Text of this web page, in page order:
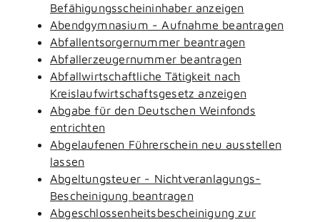
Befähigungsscheininhaber anzeigen
Abendgymnasium - Aufnahme beantragen
Abfallentsorgernummer beantragen
Abfallerzeugernummer beantragen
Abfallwirtschaftliche Tätigkeit nach
Kreislaufwirtschaftsgesetz anzeigen
Abgabe für den Deutschen Weinfonds
entrichten
Abgelaufenen Führerschein neu ausstellen
lassen
Abgeltungsteuer - Nichtveranlagungs-
Bescheinigung beantragen
Abgeschlossenheitsbescheinigung zur